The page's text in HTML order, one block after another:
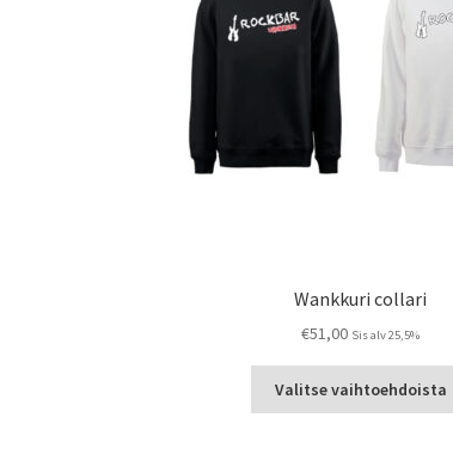
Wankkuri collari
€51,00 Sis alv 25,5%
Valitse vaihtoehdoista